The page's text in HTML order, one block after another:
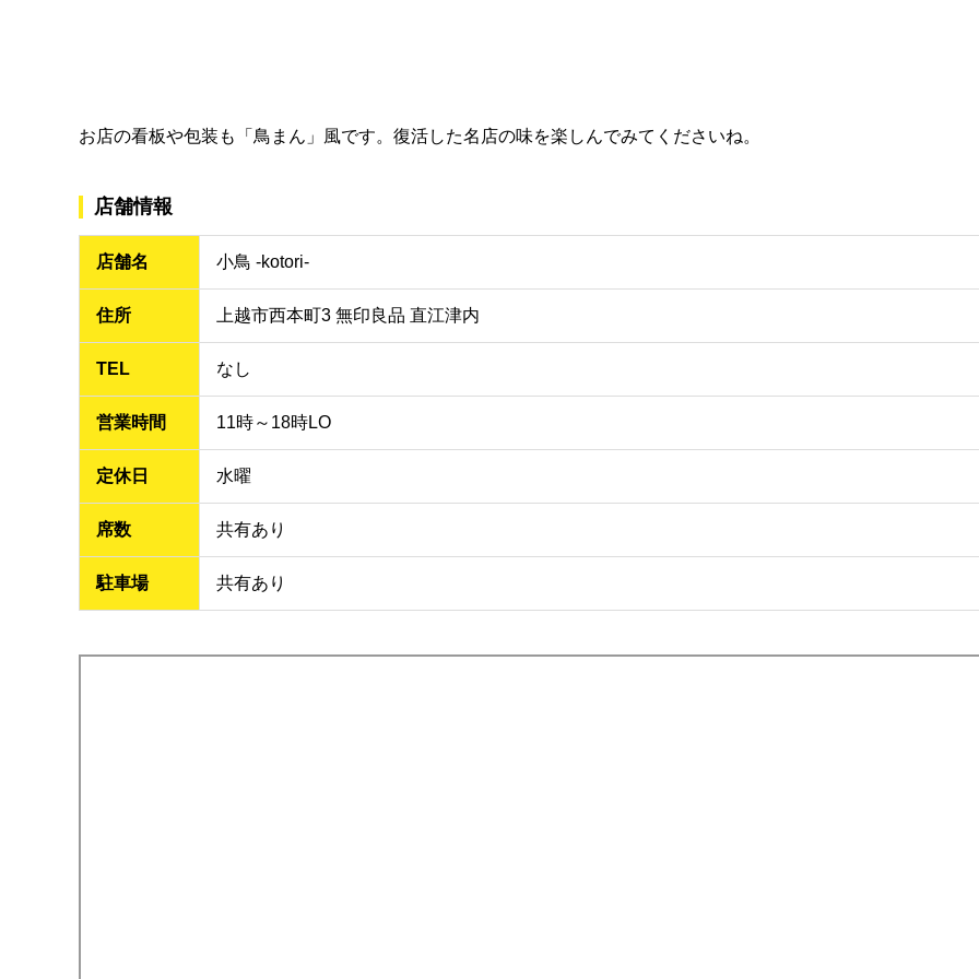
お店の看板や包装も「鳥まん」風です。復活した名店の味を楽しんでみてくださいね。
店舗情報
店舗名 小鳥 -kotori-
住所 上越市西本町3 無印良品 直江津内
TEL なし
営業時間 11時～18時LO
定休日 水曜
席数 共有あり
駐車場 共有あり